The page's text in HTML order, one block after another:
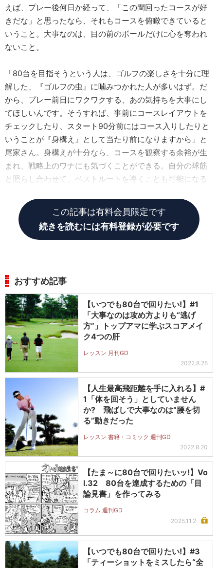
えば、プレー後何日か経って、「この間回ったコースが好
きだな」と思ったなら、それもコースを俯瞰できていると
いうこと。大事なのは、目の前のボールだけに心を奪われ
ないこと。
「80台を目指そうという人は、ゴルフの楽しさを十分に理
解した、『ゴルフの虫』に噛みつかれた人が多いはず。だ
から、プレー前日にワクワクする、あの気持ちを大事にし
てほしいんです。そうすれば、事前にコースレイアウトを
チェックしたり、スタート90分前にはコース入りしたりと
いうことが『身構え』として当たり前になりますから」と
尾家さん。身構えが十分なら、コースを観察する余裕が生
まれ、戦略上のワナにも気づくことができる。自分の球筋
と照らし合わせて、ベストルートを導くことも可能になる
この記事は有料会員限定です
続きを読むには有料登録が必要です
おすすめ記事
【いつでも80台で回りたい!】#1
「大事なのは攻め方よりも“逃げ
方”」トップアマに学ぶスコアメイ
ク4つの肝
レッスン 月刊GD
2022.8.25
【人生最高飛距離を手に入れる】#
1「体を回そう」としていません
か? 飛ばしで大事なのは“腰を切
る”動きだった
レッスン 書籍・コミック 週刊GD
2022.8.20
【たま～に80台で回りたいッ!】Vo
l.32 80台を達成するための「目
論見書」を作ってみる
コラム 週刊GD
2025.11.2
【いつでも80台で回りたい!】#3
「ティーショットをミスしたら“全